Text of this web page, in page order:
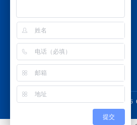
Copyright © 2026
提交